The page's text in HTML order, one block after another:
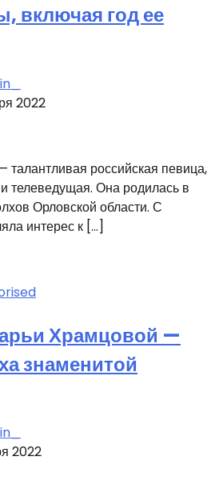
включая год ее
2022
российская певица,
телеведущая. Она родилась в
Орловской области. С
интерес к […]
Храмцовой —
знаменитой
2022